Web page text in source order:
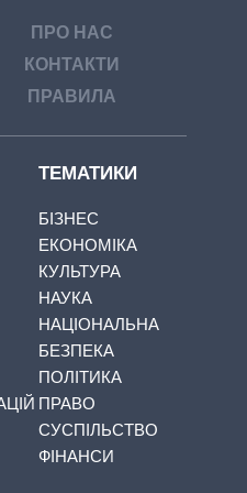
ПРО НАС
КОНТАКТИ
ПРАВИЛА
ТЕМАТИКИ
БІЗНЕС
ЕКОНОМІКА
КУЛЬТУРА
НАУКА
НАЦІОНАЛЬНА
БЕЗПЕКА
ПОЛІТИКА
ПРАВО
СУСПІЛЬСТВО
ФІНАНСИ